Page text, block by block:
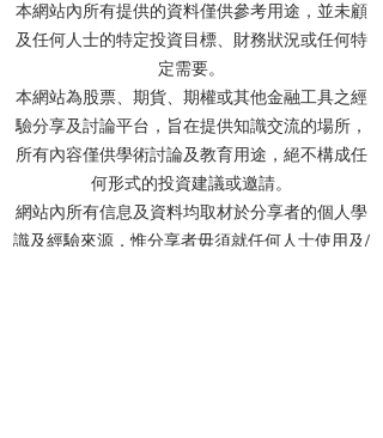
【特工】恒指何時才讓我
改變看法?港股watchlist走
勢策略update
本網站內所有提供的資料僅供參考用途，並未顧
及任何人士的特定投資目標、財務狀況或任何特
定需要。
本網站為股票、期貨、期權或其他金融工具之經
驗分享及討論平台，旨在提供知識交流的場所，
所有內容僅供學術討論及教育用途，絕不構成任
何形式的投資建議或邀請。
網站內所有信息及資料均取材於分享者的個人學
識及經驗來源，惟分享者毋須就任何人士使用及/